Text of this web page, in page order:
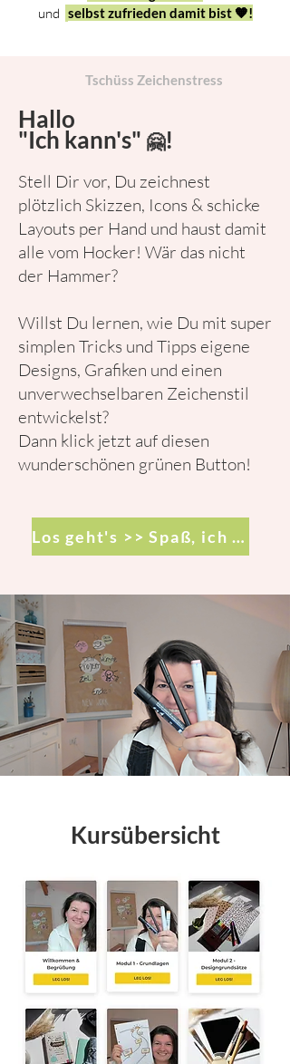
und selbst zufrieden damit bist 🧡!
Tschüss Zeichenstress
Hallo
"Ich kann's" 🤗!
Stell Dir vor, Du zeichnest
plötzlich Skizzen, Icons & schicke
Layouts per Hand und haust damit
alle vom Hocker! Wär das nicht
der Hammer?
Willst Du lernen, wie Du mit super
simplen Tricks und Tipps eigene
Designs, Grafiken und einen
unverwechselbaren Zeichenstil
entwickelst?
Dann klick jetzt auf diesen
wunderschönen grünen Button!
Los geht's >> Spaß, ich komme!
Kursübersicht